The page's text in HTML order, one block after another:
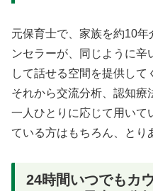
元保育士で、家族を約10
ンセラーが、同じように
して話せる空間を提供して
それから交流分析、認知療
一人ひとりに応じて用いて
ている方はもちろん、とり
24時間いつでもカ